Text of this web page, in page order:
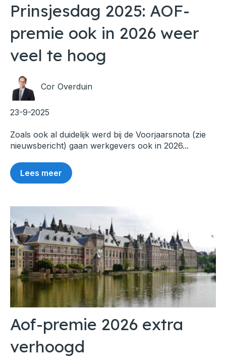
Prinsjesdag 2025: AOF-
premie ook in 2026 weer
veel te hoog
Cor Overduin
23-9-2025
Zoals ook al duidelijk werd bij de Voorjaarsnota (zie
nieuwsbericht) gaan werkgevers ook in 2026...
Lees meer
Aof-premie 2026 extra
verhoogd